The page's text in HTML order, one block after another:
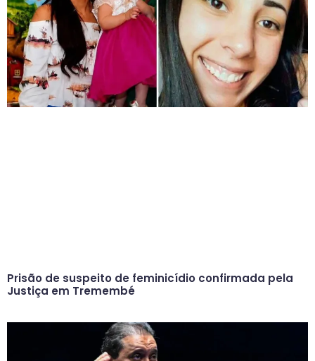
Prisão de suspeito de feminicídio confirmada pela
Justiça em Tremembé